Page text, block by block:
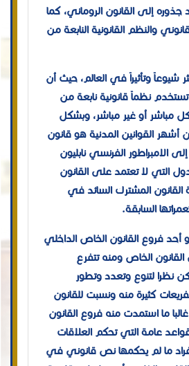
جذوره إلى القانون الروماني، كما
والنظم القانونية النابعة من
شيوعاً وتأثيراً في العالم، حيث أن
نظماً قانونية نابعة من
مباشر أو غير مباشر، وبشكل
القوانين المدنية هو قانون
الإمبراطور الفرنسي نابليون
التي لا تعتمد على القانون
المشترك السائد في
السابقة.
أحد فروع القانون الخاص الداخلي
الخاص ومنه تتفرع
نظرا لتنوع وتعدد وتطور
كثيرة منه ونسبت للقانون
ما استمدت منه فروع القانون
عامة التي تحكم العلاقات
ما لم يحكمها نص قانوني في